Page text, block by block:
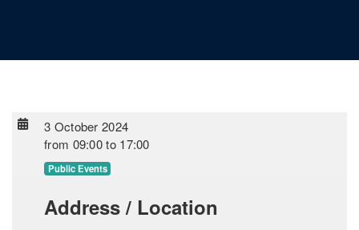
3 October 2024
from 09:00 to 17:00
Public Events
Address / Location